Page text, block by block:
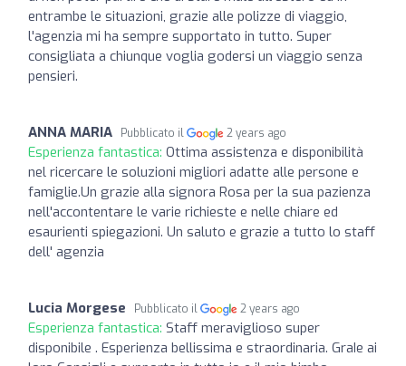
entrambe le situazioni, grazie alle polizze di viaggio,
l'agenzia mi ha sempre supportato in tutto. Super
consigliata a chiunque voglia godersi un viaggio senza
pensieri.
ANNA MARIA Pubblicato il 2 years ago
Esperienza fantastica: Ottima assistenza e disponibilità
nel ricercare le soluzioni migliori adatte alle persone e
famiglie.Un grazie alla signora Rosa per la sua pazienza
nell'accontentare le varie richieste e nelle chiare ed
esaurienti spiegazioni. Un saluto e grazie a tutto lo staff
dell' agenzia
Lucia Morgese Pubblicato il 2 years ago
Esperienza fantastica: Staff meraviglioso super
disponibile . Esperienza bellissima e straordinaria. GraIe ai